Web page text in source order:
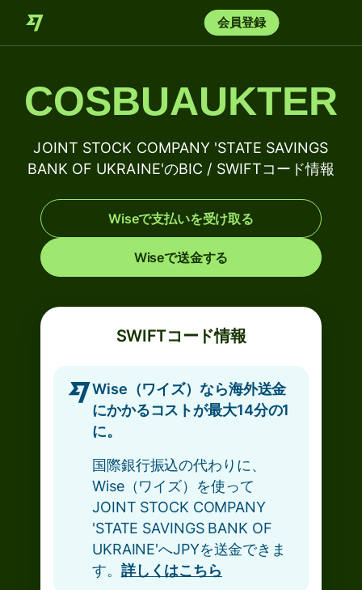
会員登録
COSBUAUKTER
JOINT STOCK COMPANY 'STATE SAVINGS
BANK OF UKRAINE'のBIC / SWIFTコード情報
Wiseで支払いを受け取る
Wiseで送金する
SWIFTコード情報
Wise（ワイズ）なら海外送金
にかかるコストが最大14分の1
に。
国際銀行振込の代わりに、
Wise（ワイズ）を使って
JOINT STOCK COMPANY
'STATE SAVINGS BANK OF
UKRAINE'へJPYを送金できま
す。 詳しくはこちら